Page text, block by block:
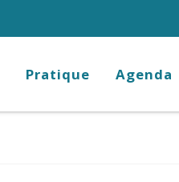
Pratique Agenda